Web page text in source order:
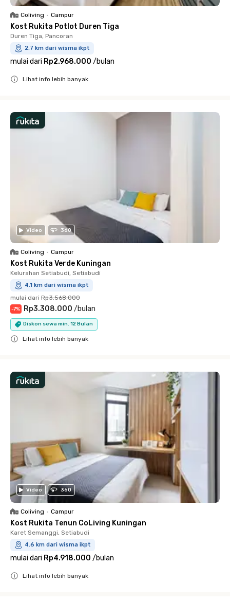
Coliving • Campur
Kost Rukita Potlot Duren Tiga
Duren Tiga, Pancoran
2.7 km dari wisma ikpt
mulai dari Rp2.968.000 /bulan
Lihat info lebih banyak
Video 360
Coliving • Campur
Kost Rukita Verde Kuningan
Kelurahan Setiabudi, Setiabudi
4.1 km dari wisma ikpt
mulai dari Rp3.568.000
-7% Rp3.308.000 /bulan
Diskon sewa min. 12 Bulan
Lihat info lebih banyak
Video 360
Coliving • Campur
Kost Rukita Tenun CoLiving Kuningan
Karet Semanggi, Setiabudi
4.6 km dari wisma ikpt
mulai dari Rp4.918.000 /bulan
Lihat info lebih banyak